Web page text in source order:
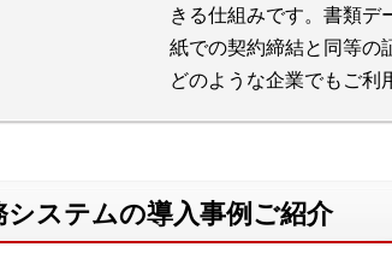
きる仕組みです。書類デ
紙での契約締結と同等の
どのような企業でもご利
システムの導入事例ご紹介